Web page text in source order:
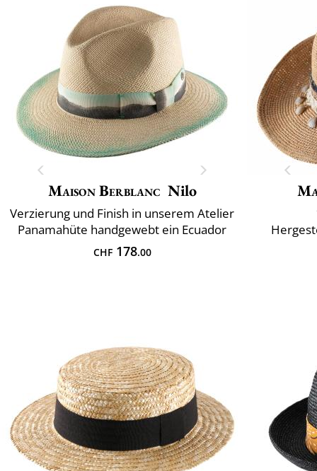
Hut tragen
Maison Berblanc Nilo
Verzierung und Finish in unserem Atelier
Panamahüte handgewebt ein Ecuador
CHF178.00